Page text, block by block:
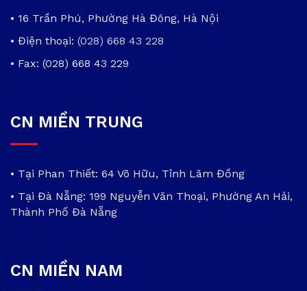
• 16 Trần Phú, Phường Hà Đông, Hà Nội
• Điện thoại: (028) 668 43 228
• Fax: (028) 668 43 229
CN MIỀN TRUNG
• Tại Phan Thiết: 64 Võ Hữu, Tỉnh Lâm Đồng
• Tại Đà Nẵng: 199 Nguyễn Văn Thoại, Phường An Hải,
Thành Phố Đà Nẵng
CN MIỀN NAM